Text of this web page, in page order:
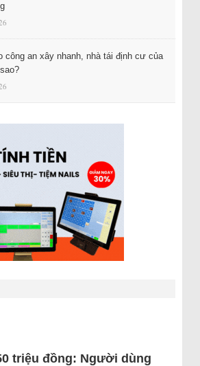
công an xây nhanh, nhà tái định cư của
triệu đồng: Người dùng